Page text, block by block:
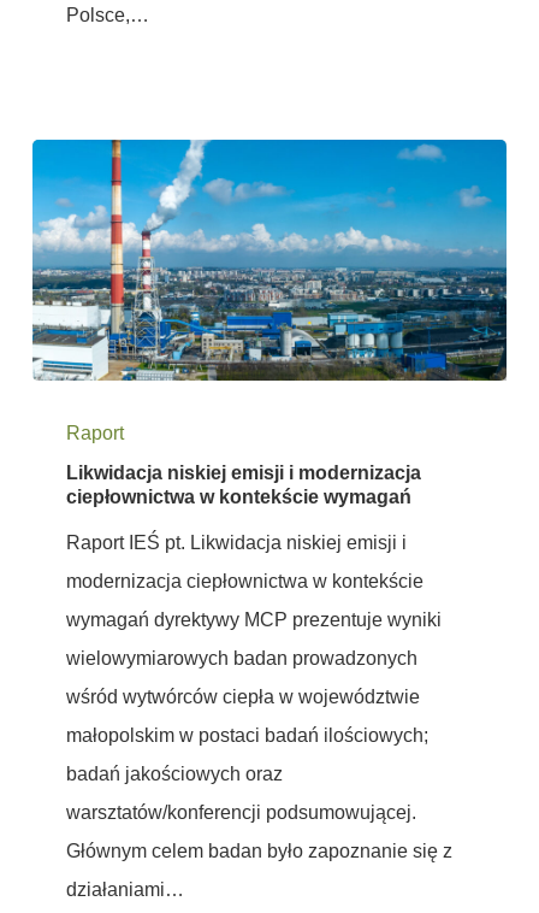
Polsce,…
niskiej
emisji
modernizacja
ciepłownictwa
kontekście
wymagań
Raport
Likwidacja niskiej emisji i modernizacja
ciepłownictwa w kontekście wymagań
Raport IEŚ pt. Likwidacja niskiej emisji i
modernizacja ciepłownictwa w kontekście
wymagań dyrektywy MCP prezentuje wyniki
wielowymiarowych badan prowadzonych
wśród wytwórców ciepła w województwie
małopolskim w postaci badań ilościowych;
badań jakościowych oraz
warsztatów/konferencji podsumowującej.
Głównym celem badan było zapoznanie się z
działaniami…